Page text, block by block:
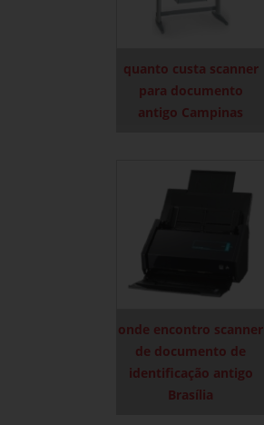
quanto custa scanner
para documento
antigo Campinas
onde encontro scanner
de documento de
identificação antigo
Brasília